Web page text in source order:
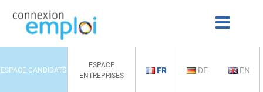
ESPACE CANDIDATS
ESPACE
ENTREPRISES
FR DE EN